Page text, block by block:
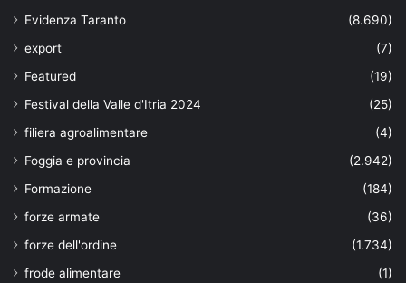
Evidenza Taranto
(8.690)
export
(7)
Featured
(19)
Festival della Valle d'Itria 2024
(25)
filiera agroalimentare
(4)
Foggia e provincia
(2.942)
Formazione
(184)
forze armate
(36)
forze dell'ordine
(1.734)
frode alimentare
(1)